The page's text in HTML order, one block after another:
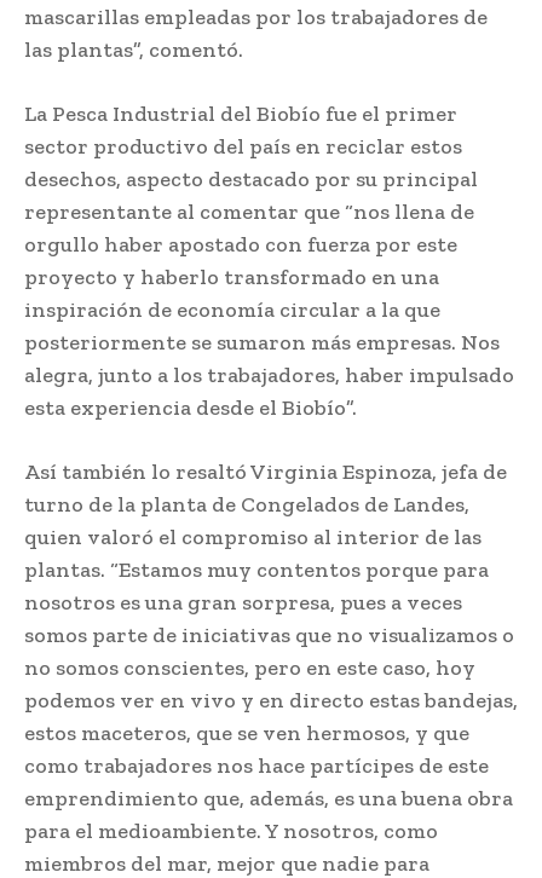
mascarillas empleadas por los trabajadores de
las plantas”, comentó.
La Pesca Industrial del Biobío fue el primer
sector productivo del país en reciclar estos
desechos, aspecto destacado por su principal
representante al comentar que “nos llena de
orgullo haber apostado con fuerza por este
proyecto y haberlo transformado en una
inspiración de economía circular a la que
posteriormente se sumaron más empresas. Nos
alegra, junto a los trabajadores, haber impulsado
esta experiencia desde el Biobío”.
Así también lo resaltó Virginia Espinoza, jefa de
turno de la planta de Congelados de Landes,
quien valoró el compromiso al interior de las
plantas. “Estamos muy contentos porque para
nosotros es una gran sorpresa, pues a veces
somos parte de iniciativas que no visualizamos o
no somos conscientes, pero en este caso, hoy
podemos ver en vivo y en directo estas bandejas,
estos maceteros, que se ven hermosos, y que
como trabajadores nos hace partícipes de este
emprendimiento que, además, es una buena obra
para el medioambiente. Y nosotros, como
miembros del mar, mejor que nadie para